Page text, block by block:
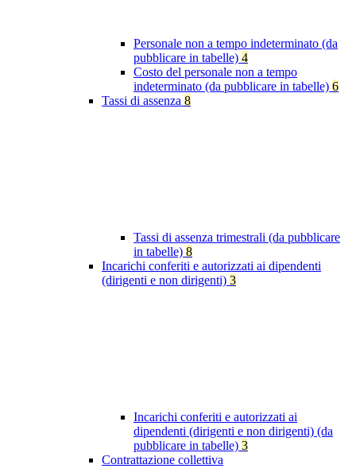
Personale non a tempo indeterminato (da
pubblicare in tabelle) 4
Costo del personale non a tempo
indeterminato (da pubblicare in tabelle) 6
Tassi di assenza 8
Tassi di assenza trimestrali (da pubblicare
in tabelle) 8
Incarichi conferiti e autorizzati ai dipendenti
(dirigenti e non dirigenti) 3
Incarichi conferiti e autorizzati ai
dipendenti (dirigenti e non dirigenti) (da
pubblicare in tabelle) 3
Contrattazione collettiva